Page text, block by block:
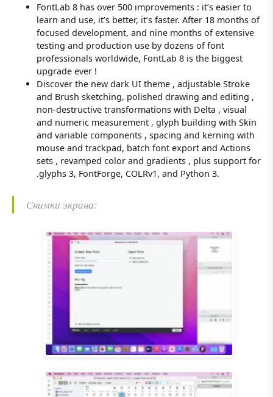
FontLab 8 has over 500 improvements : it’s easier to
learn and use, it’s better, it’s faster. After 18 months of
focused development, and nine months of extensive
testing and production use by dozens of font
professionals worldwide, FontLab 8 is the biggest
upgrade ever !
Discover the new dark UI theme , adjustable Stroke
and Brush sketching, polished drawing and editing ,
non-destructive transformations with Delta , visual
and numeric measurement , glyph building with Skin
and variable components , spacing and kerning with
mouse and trackpad, batch font export and Actions
sets , revamped color and gradients , plus support for
.glyphs 3, FontForge, COLRv1, and Python 3.
Снимки экрана: